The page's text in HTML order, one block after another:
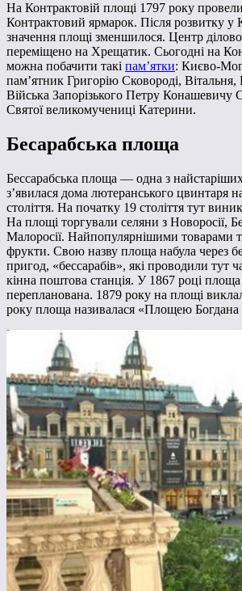
На Контрактовій площі 1797 року
Контрактовий ярмарок. Після розвитку у
значення площі зменшилося. Центр
переміщено на Хрещатик. Сьогодні на
можна побачити такі пам’ятки: Києво-
пам’ятник Григорію Сковороді,
Війська Запорізького Петру Конашевичу
Святої великомучениці Катерини.
Бесарабська площа
Бессарабська площа — одна з
з’явилася дома лютеранського цвинтаря
століття. На початку 19 століття тут
На площі торгували селяни з Новоросії,
Малоросії. Найпопулярнішими товарами
фрукти. Свою назву площа набула через
пригод, «бессарабів», які проводили тут
кінна поштова станція. У 1867 році площа
перепланована. 1879 року на площі
року площа називалася «Площею